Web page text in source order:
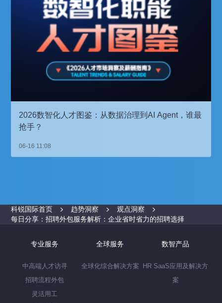
2026数智化人才图鉴：从数据治理到AI Agent，谁最
抢手？
06-16 11:08
科锐国际首页 趋势洞察
观点洞察
每日分享：招聘外包服务解析：企业省时省力的招聘选择
专业服务
中高端人才访寻
招聘流程外包
灵活用工
全球服务
全球化综合解决方案
数智产品
HR SaaS应用及解决方
案